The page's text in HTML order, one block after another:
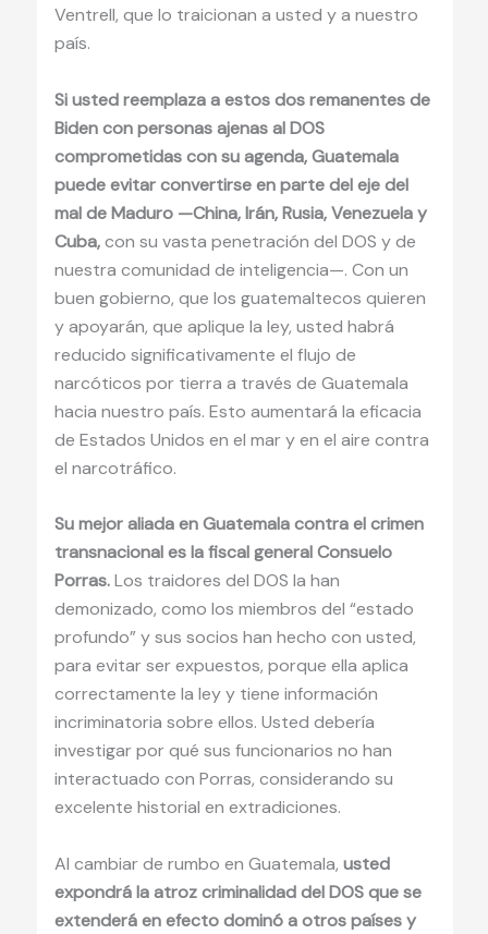
Ventrell, que lo traicionan a usted y a nuestro
país.
Si usted reemplaza a estos dos remanentes de
Biden con personas ajenas al DOS
comprometidas con su agenda, Guatemala
puede evitar convertirse en parte del eje del
mal de Maduro —China, Irán, Rusia, Venezuela y
Cuba,con su vasta penetración del DOS y de
nuestra comunidad de inteligencia—. Con un
buen gobierno, que los guatemaltecos quieren
y apoyarán, que aplique la ley, usted habrá
reducido significativamente el flujo de
narcóticos por tierra a través de Guatemala
hacia nuestro país. Esto aumentará la eficacia
de Estados Unidos en el mar y en el aire contra
el narcotráfico.
Su mejor aliada en Guatemala contra el crimen
transnacional es la fiscal general Consuelo
Porras.Los traidores del DOS la han
demonizado, como los miembros del “estado
profundo” y sus socios han hecho con usted,
para evitar ser expuestos, porque ella aplica
correctamente la ley y tiene información
incriminatoria sobre ellos. Usted debería
investigar por qué sus funcionarios no han
interactuado con Porras, considerando su
excelente historial en extradiciones.
Al cambiar de rumbo en Guatemala, usted
expondrá la atroz criminalidad del DOS que se
extenderá en efecto dominó a otros países y